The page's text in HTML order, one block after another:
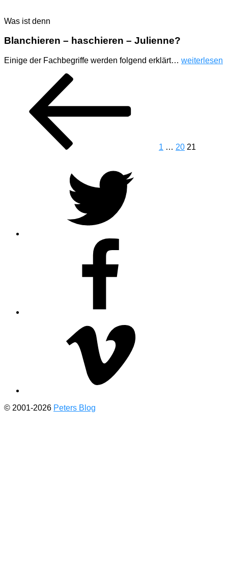
Was ist denn
Blanchieren – haschieren – Julienne?
Einige der Fachbegriffe werden folgend erklärt… „Koch
weiterlesen
Seitennummerierung
Beiträge
1 … 20 21
© 2001-2026 Peters Blog